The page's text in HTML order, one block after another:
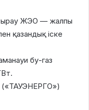
ЖЭО — жалпы
қазандық іске
бу-газ
(«ТАУЭНЕРГО»)